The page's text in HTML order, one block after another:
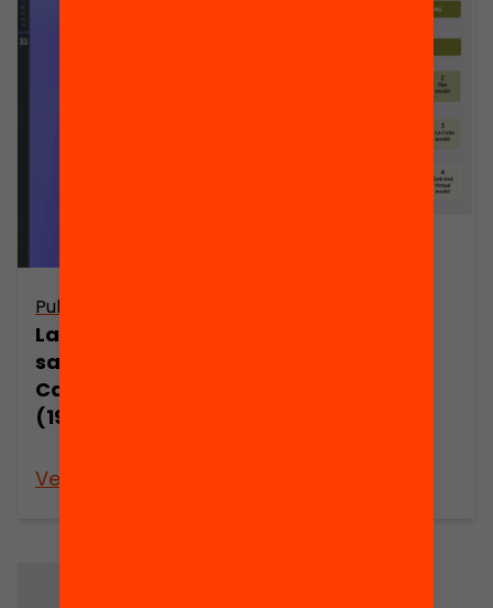
Publicació
La desigualtat
salarial a
Catalunya
(1995-2000)
Veure’n més